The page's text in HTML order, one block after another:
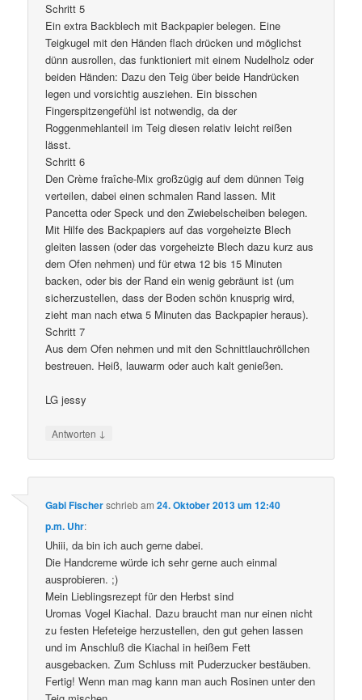
Schritt 5
Ein extra Backblech mit Backpapier belegen. Eine
Teigkugel mit den Händen flach drücken und möglichst
dünn ausrollen, das funktioniert mit einem Nudelholz oder
beiden Händen: Dazu den Teig über beide Handrücken
legen und vorsichtig ausziehen. Ein bisschen
Fingerspitzengefühl ist notwendig, da der
Roggenmehlanteil im Teig diesen relativ leicht reißen
lässt.
Schritt 6
Den Crème fraîche-Mix großzügig auf dem dünnen Teig
verteilen, dabei einen schmalen Rand lassen. Mit
Pancetta oder Speck und den Zwiebelscheiben belegen.
Mit Hilfe des Backpapiers auf das vorgeheizte Blech
gleiten lassen (oder das vorgeheizte Blech dazu kurz aus
dem Ofen nehmen) und für etwa 12 bis 15 Minuten
backen, oder bis der Rand ein wenig gebräunt ist (um
sicherzustellen, dass der Boden schön knusprig wird,
zieht man nach etwa 5 Minuten das Backpapier heraus).
Schritt 7
Aus dem Ofen nehmen und mit den Schnittlauchröllchen
bestreuen. Heiß, lauwarm oder auch kalt genießen.
LG jessy
Antworten ↓
Gabi Fischerschriebam24. Oktober 2013 um 12:40
p.m. Uhr:
Uhiii, da bin ich auch gerne dabei.
Die Handcreme würde ich sehr gerne auch einmal
ausprobieren. ;)
Mein Lieblingsrezept für den Herbst sind
Uromas Vogel Kiachal. Dazu braucht man nur einen nicht
zu festen Hefeteige herzustellen, den gut gehen lassen
und im Anschluß die Kiachal in heißem Fett
ausgebacken. Zum Schluss mit Puderzucker bestäuben.
Fertig! Wenn man mag kann man auch Rosinen unter den